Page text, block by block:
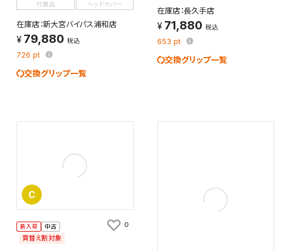
付属品
ヘッドカバー
在庫店：新大宮バイパス浦和店
79,880 税込
726 pt
交換グリップ一覧
在庫店：長久手店
71,880 税込
653pt
交換グリップ一覧
C
新入荷 中古
買替え割対象
0